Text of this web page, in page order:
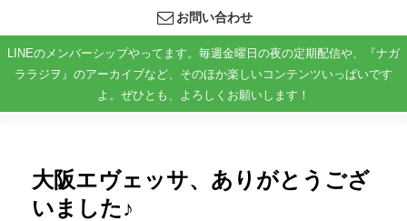
お問い合わせ
LINEのメンバーシップやってます。毎週金曜日の夜の定期配信や、『ナガ
ララジヲ』のアーカイブなど、そのほか楽しいコンテンツいっぱいです
よ。ぜひとも、よろしくお願いします！
大阪エヴェッサ、ありがとうござ
いました♪